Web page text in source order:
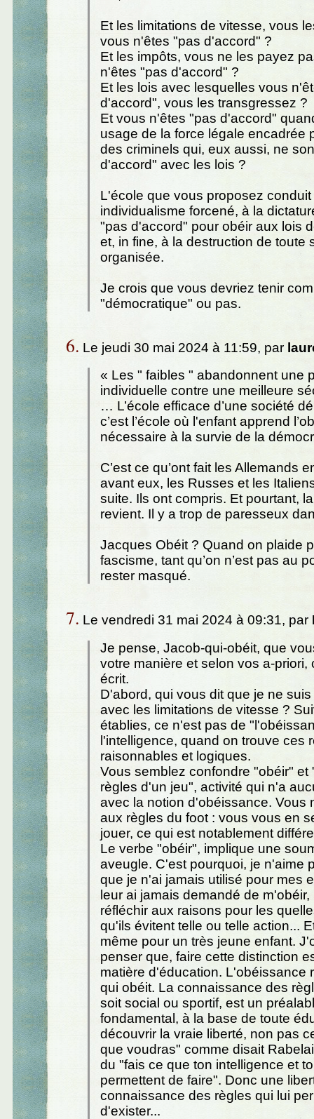
Et les limitations de vitesse, vous
vous n'êtes "pas d'accord" ?
Et les impôts, vous ne les payez
n'êtes "pas d'accord" ?
Et les lois avec lesquelles vous
d'accord", vous les transgressez ?
Et vous n'êtes "pas d'accord"
usage de la force légale encadrée
des criminels qui, eux aussi, ne
d'accord" avec les lois ?
L'école que vous proposez
individualisme forcené, à la
"pas d'accord" pour obéir aux lois
et, in fine, à la destruction de toute
organisée.
Je crois que vous devriez tenir
"démocratique" ou pas.
6. Le jeudi 30 mai 2024 à 11:59, par
« Les " faibles " abandonnent une
individuelle contre une meilleure
… L’école efficace d’une société
c’est l’école où l'enfant apprend
nécessaire à la survie de la
C’est ce qu’ont fait les Allemands
avant eux, les Russes et les
suite. Ils ont compris. Et pourtant,
revient. Il y a trop de paresseux
Jacques Obéit ? Quand on plaide
fascisme, tant qu’on n’est pas au
rester masqué.
7. Le vendredi 31 mai 2024 à 09:31, par
Je pense, Jacob-qui-obéit, que
votre manière et selon vos a-priori,
écrit.
D'abord, qui vous dit que je ne
avec les limitations de vitesse ?
établies, ce n'est pas de
l'intelligence, quand on trouve ces
raisonnables et logiques.
Vous semblez confondre "obéir" et
règles d'un jeu", activité qui n'a
avec la notion d'obéissance. Vous
aux règles du foot : vous vous en
jouer, ce qui est notablement
Le verbe "obéir", implique une
aveugle. C'est pourquoi, je n'aime
que je n'ai jamais utilisé pour mes
leur ai jamais demandé de m'obéir,
réfléchir aux raisons pour les
qu'ils évitent telle ou telle action...
même pour un très jeune enfant.
penser que, faire cette distinction
matière d'éducation. L'obéissance
qui obéit. La connaissance des
soit social ou sportif, est un
fondamental, à la base de toute
découvrir la vraie liberté, non pas
que voudras" comme disait
du "fais ce que ton intelligence et
permettent de faire". Donc une
connaissance des règles qui lui
d'exister...